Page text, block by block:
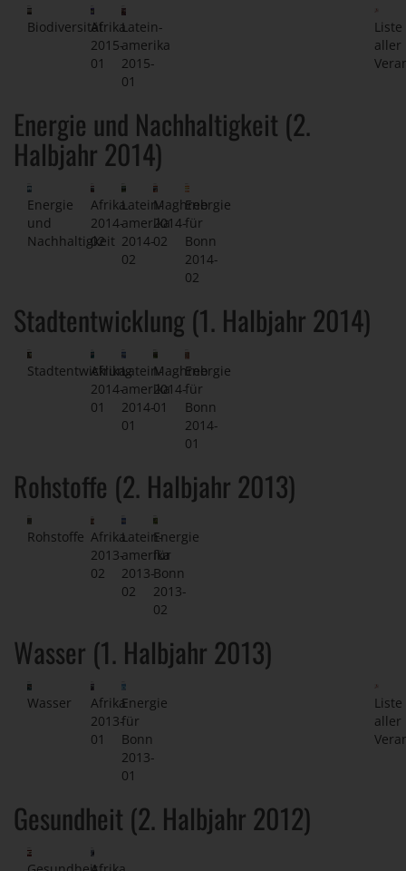
BiodiversitätAfrika
2015-
01
Latein-
amerika
2015-
01
Liste
aller
Energie und Nachhaltigkeit (2.
Halbjahr 2014)
Energie
und
Nachhaltigkeit
Afrika
2014-
02
Latein-
amerika
2014-
02
Maghreb
2014-
02
Energie
für
Bonn
2014-
02
Stadtentwicklung (1. Halbjahr 2014)
Stadtentwicklung
Afrika
2014-
01
Latein-
amerika
2014-
01
Maghreb
2014-
01
Energie
für
Bonn
2014-
01
Rohstoffe (2. Halbjahr 2013)
Rohstoffe Afrika
2013-
02
Latein-
amerika
2013-
02
Energie
für
Bonn
2013-
02
Wasser (1. Halbjahr 2013)
Wasser
Afrika
2013-
01
Energie
für
Bonn
2013-
01
Liste
aller
Gesundheit (2. Halbjahr 2012)